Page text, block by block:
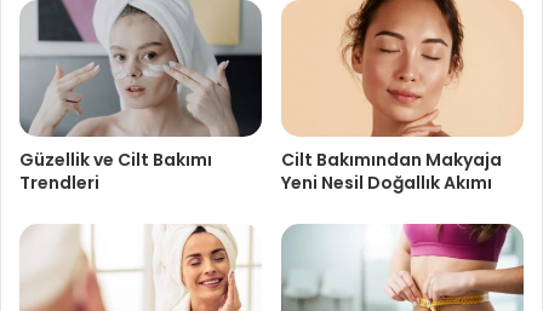
Güzellik ve Cilt Bakımı
Trendleri
Cilt Bakımından Makyaja
Yeni Nesil Doğallık Akımı